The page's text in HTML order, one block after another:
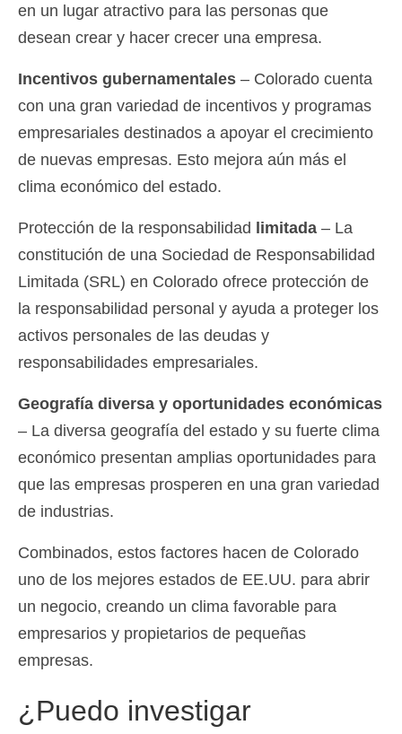
en un lugar atractivo para las personas que
desean crear y hacer crecer una empresa.
Incentivos gubernamentales – Colorado cuenta
con una gran variedad de incentivos y programas
empresariales destinados a apoyar el crecimiento
de nuevas empresas. Esto mejora aún más el
clima económico del estado.
Protección de la responsabilidad limitada – La
constitución de una Sociedad de Responsabilidad
Limitada (SRL) en Colorado ofrece protección de
la responsabilidad personal y ayuda a proteger los
activos personales de las deudas y
responsabilidades empresariales.
Geografía diversa y oportunidades económicas
– La diversa geografía del estado y su fuerte clima
económico presentan amplias oportunidades para
que las empresas prosperen en una gran variedad
de industrias.
Combinados, estos factores hacen de Colorado
uno de los mejores estados de EE.UU. para abrir
un negocio, creando un clima favorable para
empresarios y propietarios de pequeñas
empresas.
¿Puedo investigar